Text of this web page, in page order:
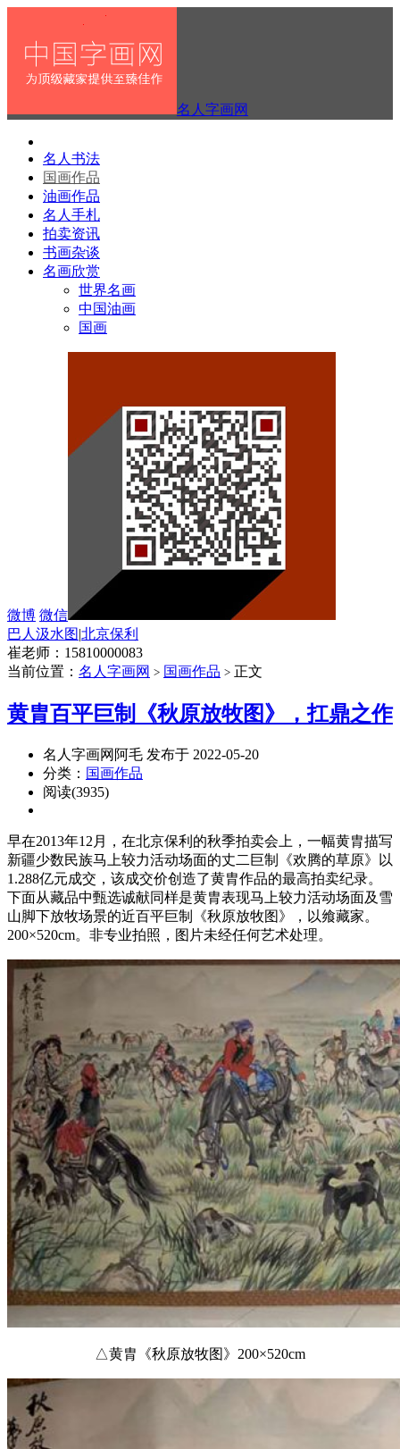
名人字画网
名人书法
国画作品
油画作品
名人手札
拍卖资讯
书画杂谈
名画欣赏
世界名画
中国油画
国画
微博 微信
巴人汲水图|北京保利
崔老师：15810000083
当前位置： 名人字画网 > 国画作品 > 正文
黄胄百平巨制《秋原放牧图》，扛鼎之作
名人字画网阿毛 发布于 2022-05-20
分类： 国画作品
阅读(3935)
早在2013年12月，在北京保利的秋季拍卖会上，一幅黄胄描写
新疆少数民族马上较力活动场面的丈二巨制《欢腾的草原》以
1.288亿元成交，该成交价创造了黄胄作品的最高拍卖纪录。
下面从藏品中甄选诚献同样是黄胄表现马上较力活动场面及雪
山脚下放牧场景的近百平巨制《秋原放牧图》，以飨藏家。
200×520cm。非专业拍照，图片未经任何艺术处理。
△黄胄《秋原放牧图》200×520cm